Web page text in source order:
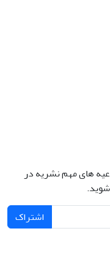
های مهم نشریه در
اشتراک